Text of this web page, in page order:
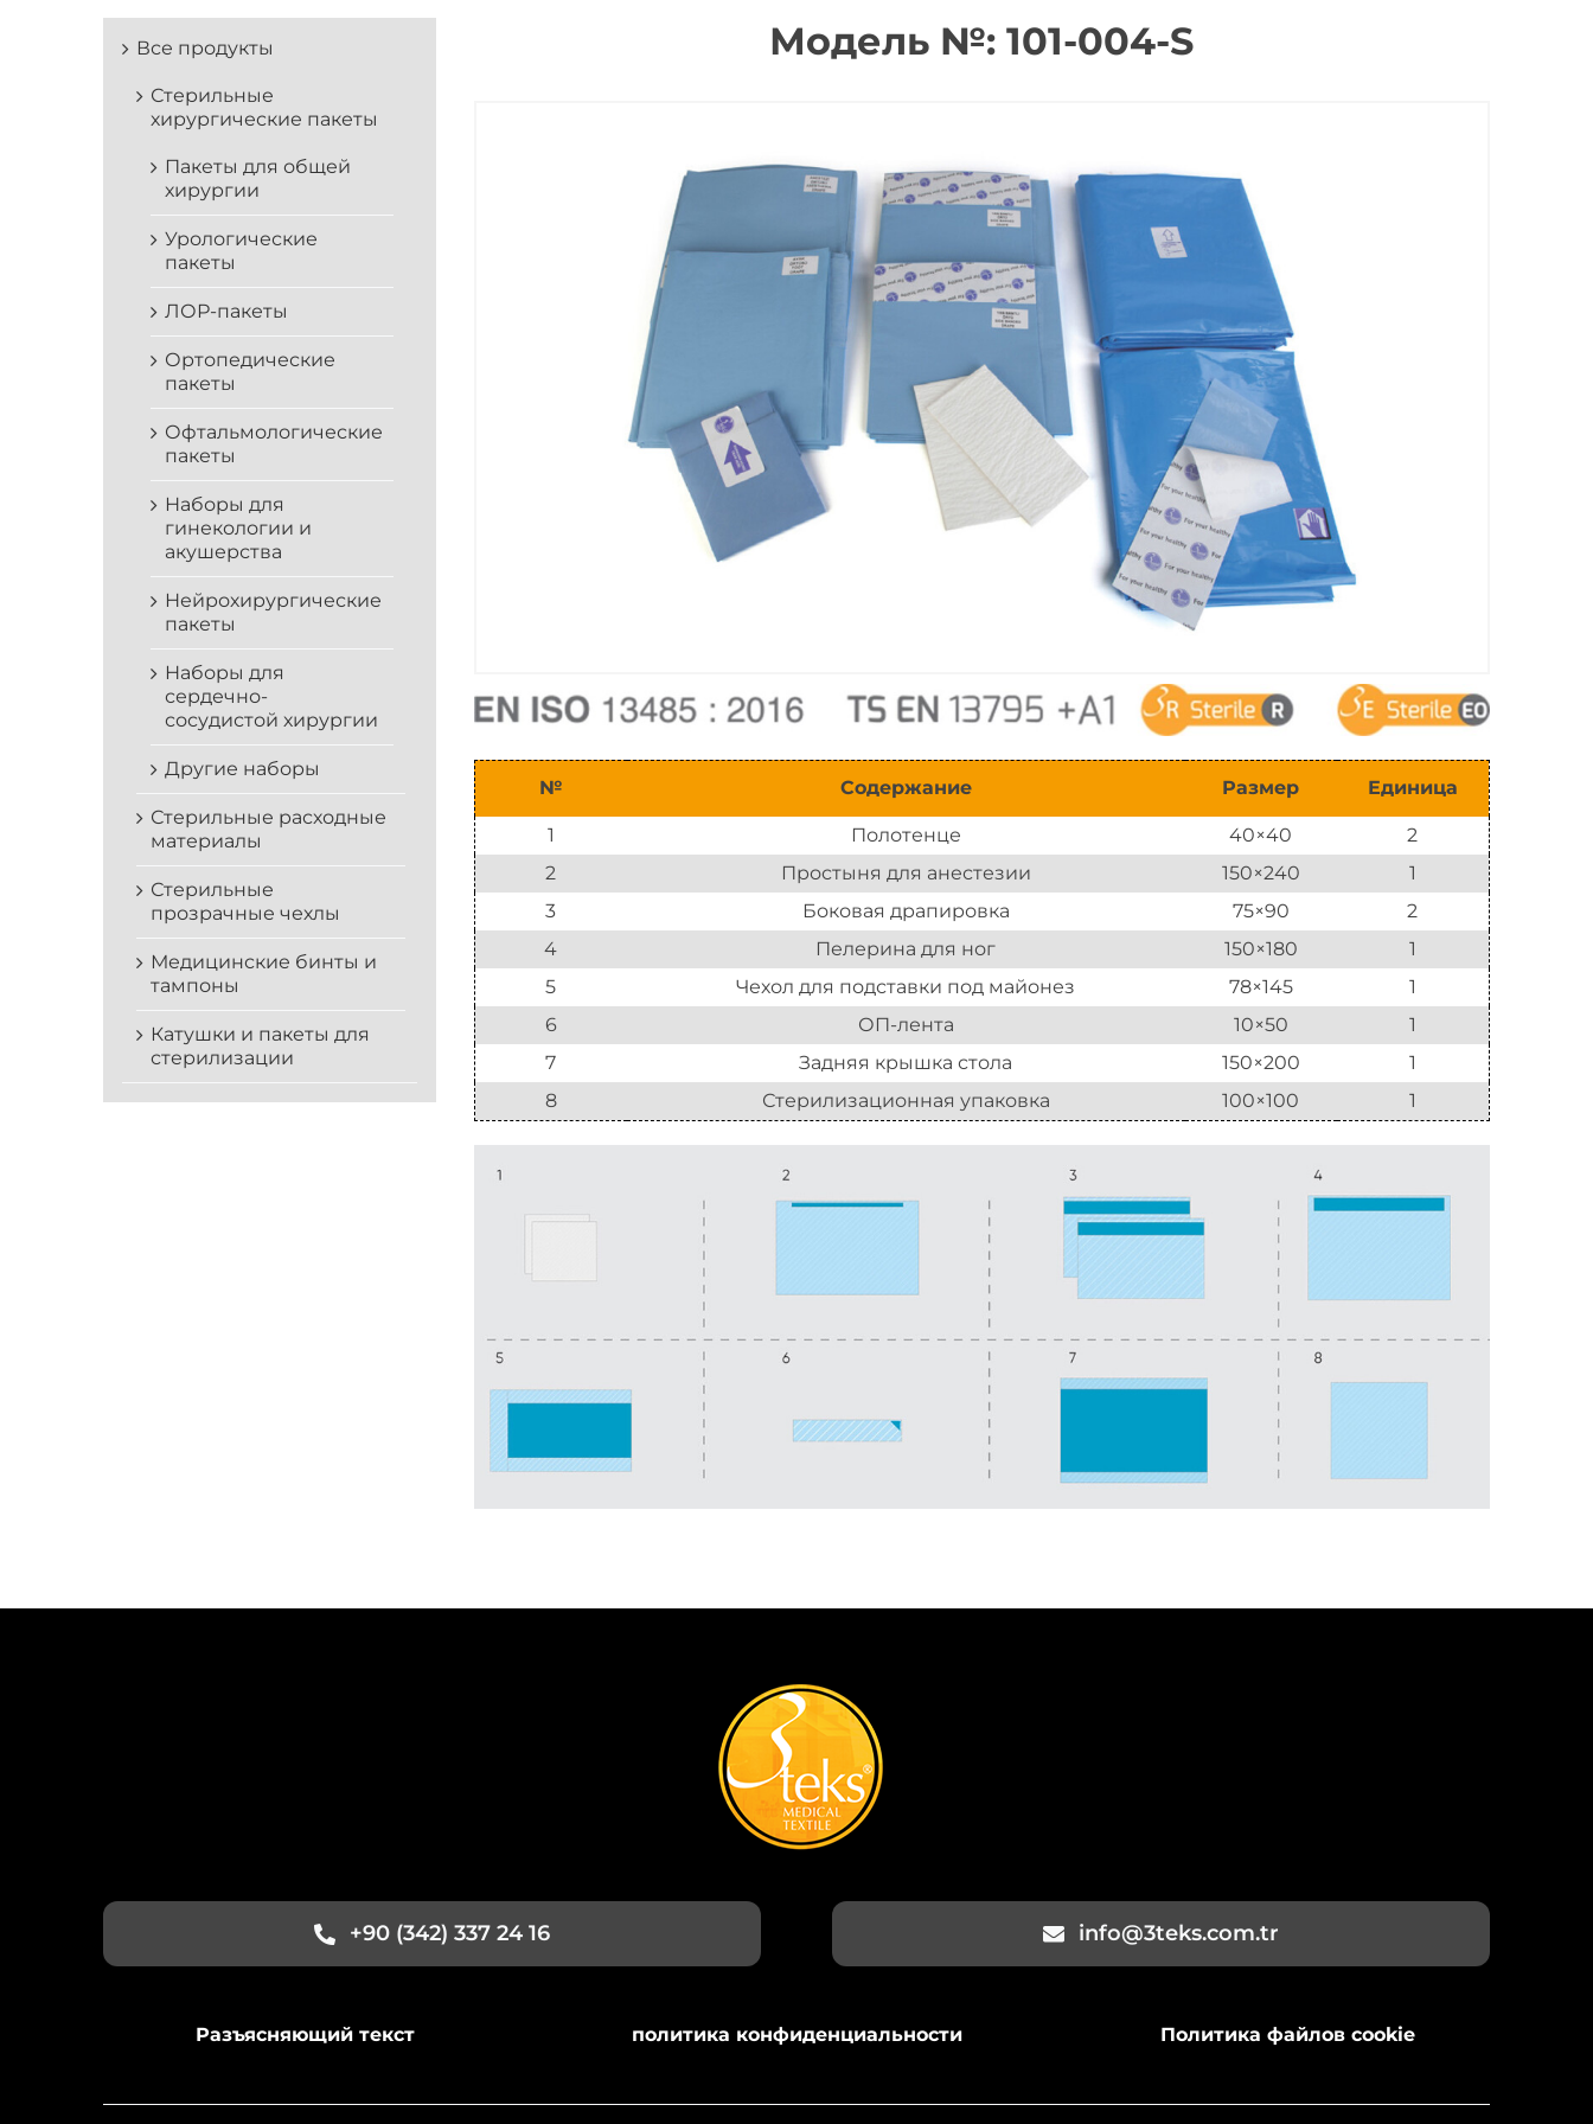
Модель №: 101-004-S
№ Содержание Размер Единица
1 Полотенце 40×40
2
2
Простыня для анестезии 150×240
1
3
Боковая драпировка 75×90
2
4
Пелерина для ног 150×180
1
5
Чехол для подставки под майонез 78×145
1
6
ОП-лента 10×50
1
7
Задняя крышка стола 150×200
1
8
Стерилизационная упаковка 100×100 1
Все продукты
Стерильные
хирургические пакеты
Пакеты для общей
хирургии
Урологические
пакеты
ЛОР-пакеты
Ортопедические
пакеты
Офтальмологические
пакеты
Наборы для
гинекологии и
акушерства
Нейрохирургические
пакеты
Наборы для
сердечно-
сосудистой хирургии
Другие наборы
Стерильные расходные
материалы
Стерильные
прозрачные чехлы
Медицинские бинты и
тампоны
Катушки и пакеты для
стерилизации
+90 (342) 337 24 16 info@3teks.com.tr
Разъясняющий текст политика конфиденциальности Политика файлов cookie